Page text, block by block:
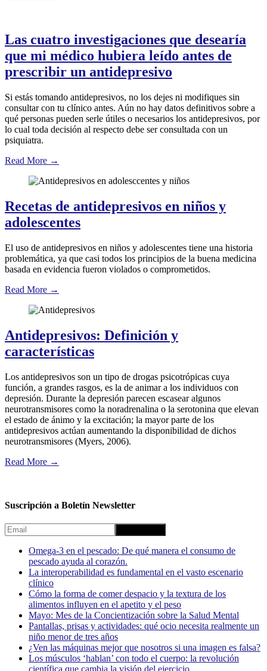
Las cuatro investigaciones que desearía
que mi médico hubiera leído antes de
prescribir un antidepresivo
Si estás tomando antidepresivos, no los dejes ni modifiques sin
consultar con tu clínico antes. Aún no hay datos definitivos sobre a
qué personas pueden serle útiles o necesarios los antidepresivos, por
lo cual toda decisión al respecto debe ser consultada con un
psiquiatra.
Read More →
Recetas de antidepresivos en niños y
adolescentes
El uso de antidepresivos en niños y adolescentes tiene una historia
problemática, ya que casi todos los principios de la buena medicina
basada en evidencia fueron violados o comprometidos.
Read More →
Antidepresivos: Definición y
características
Los antidepresivos son un tipo de drogas psicotrópicas cuya
función, a grandes rasgos, es la de animar a los individuos con
depresión. Durante la depresión parecen escasear algunos
neurotransmisores como la noradrenalina o la serotonina que elevan
el estado de ánimo y la excitación; la mayor parte de los
antidepresivos actúan aumentando la disponibilidad de dichos
neurotransmisores (Myers, 2006).
Read More →
Suscripción a Boletín Newsletter
Omega-3 en el pescado: De qué manera el consumo de
pescado ayuda al corazón.
La interoperabilidad es fundamental en el vasto escenario
clínico
Cómo la forma de comer despacio y la textura de los
alimentos influyen en el apetito y el peso
Mayo: Mes de la Concientización sobre la Salud Mental
Pantallas, prisas y actividades: qué ocio necesita realmente un
niño menor de tres años
¿Ven las máquinas mejor que nosotros si una imagen es falsa?
Los músculos ‘hablan’ con todo el cuerpo: la revolución